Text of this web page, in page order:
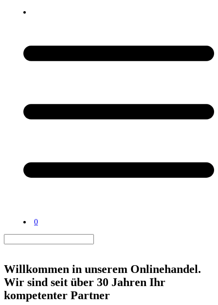
0
Willkommen in unserem Onlinehandel.
Wir sind seit über 30 Jahren Ihr
kompetenter Partner